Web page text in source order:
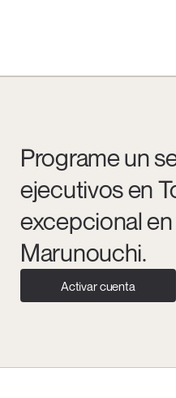
Programe un
ejecutivos en
excepcional
Marunouchi.
Activar cuenta